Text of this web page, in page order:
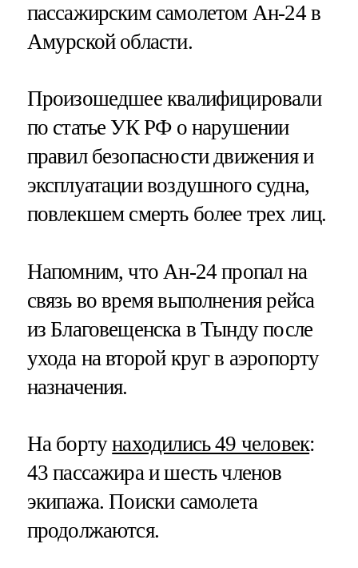
пассажирским самолетом Ан-24 в
Амурской области.
Произошедшее квалифицировали
по статье УК РФ о нарушении
правил безопасности движения и
эксплуатации воздушного судна,
повлекшем смерть более трех лиц.
Напомним, что Ан-24 пропал на
связь во время выполнения рейса
из Благовещенска в Тынду после
ухода на второй круг в аэропорту
назначения.
На бортунаходились 49 человек:
43 пассажира и шесть членов
экипажа. Поиски самолета
продолжаются.